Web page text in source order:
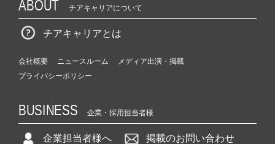
ABOUT チアキャリアについて
チアキャリアとは
会社概要 ニュースルーム
メディア出演・掲載
プライバシーポリシー
BUSINESS 企業・採用担当者様
企業担当者様へ 掲載のお問い合わせ